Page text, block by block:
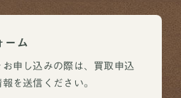
ーム
申し込みの際は、買取申込
を送信ください。